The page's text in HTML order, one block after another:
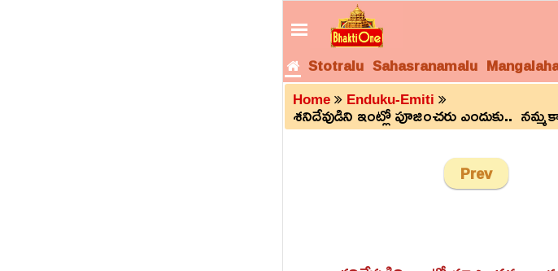
Stotralu Sahasranamalu
Home Enduku-Emiti
శనిదేవుడిని ఇంట్లో పూజించరు ఎందుకు..
Prev